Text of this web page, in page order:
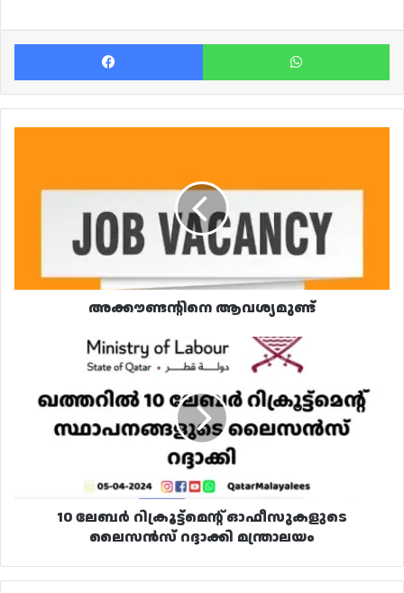
Facebook
അക്കൗണ്ടന്റിനെ ആവശ്യമുണ്ട്
ഓഫീസുകളുടെ
ലൈസൻസ്
10 ലേബർ റിക്രൂട്ട്‌മെന്റ് ഓഫീസുകളുടെ
ലൈസൻസ് റദ്ദാക്കി മന്ത്രാലയം